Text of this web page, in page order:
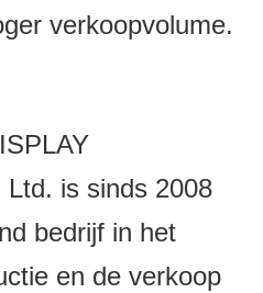
verkoopvolume.
is sinds 2008
bedrijf in het
en de verkoop